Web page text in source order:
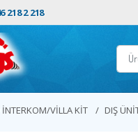
218 2 218
VİLLA KİT DIŞ